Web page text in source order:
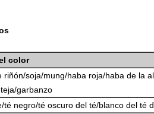
color
riñón/soja/mung/haba roja/haba de la
garbanzo
té negro/té oscuro del té/blanco del té